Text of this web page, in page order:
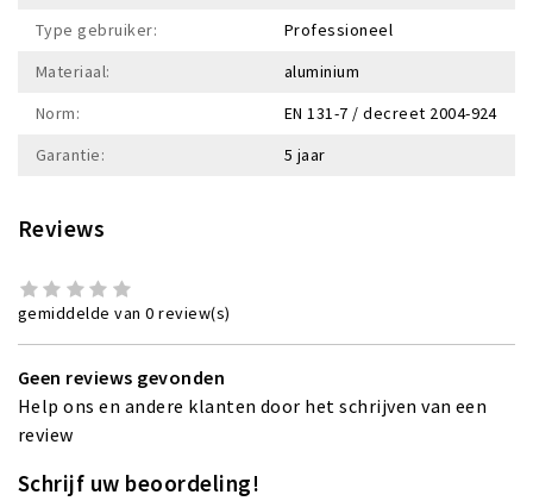
Type gebruiker:
Professioneel
Materiaal:
aluminium
Norm:
EN 131-7 / decreet 2004-924
Garantie:
5 jaar
Reviews
gemiddelde van 0 review(s)
Geen reviews gevonden
Help ons en andere klanten door het schrijven van een
review
Schrijf uw beoordeling!